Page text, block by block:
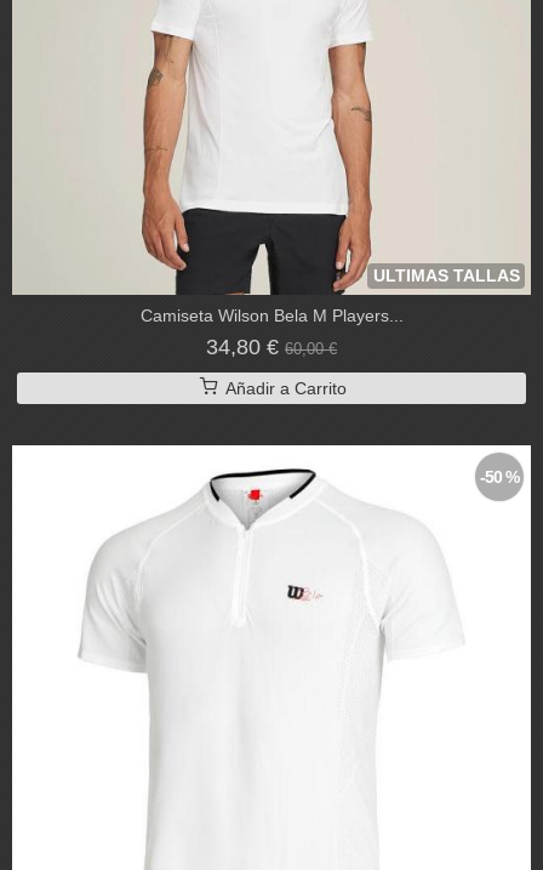
ULTIMAS TALLAS
Camiseta Wilson Bela M Players...
34,80 € 60,00 €
Añadir a Carrito
-50 %